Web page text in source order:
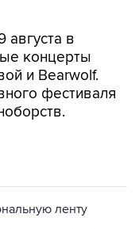
в
концерты
и Bearwolf.
фестиваля
ленту